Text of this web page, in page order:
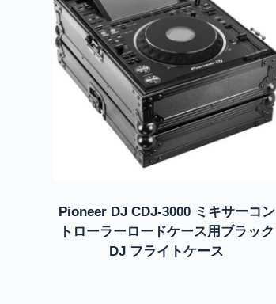
Pioneer DJ CDJ-3000 ミキサーコン
トローラーロードケース用ブラック
DJ フライトケース